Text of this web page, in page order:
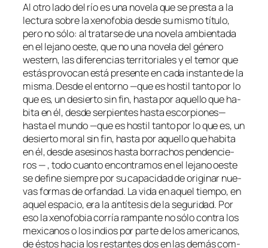
Al otro la­do del ríoes una no­ve­la que se pres­ta a la
lec­tu­ra so­bre la xe­no­fo­bia des­de su mis­mo tí­tu­lo,
pe­ro no só­lo: al tra­tar­se de una no­ve­la am­bien­ta­da
en el le­jano oes­te, que no una no­ve­la del gé­ne­ro
wes­tern, las di­fe­ren­cias te­rri­to­ria­les y el te­mor que
es­tás pro­vo­can es­tá pre­sen­te en ca­da ins­tan­te de la
mis­ma. Desde el en­torno —que es hos­til tan­to por lo
que es, un de­sier­to sin fin, has­ta por aque­llo que ha­
bi­ta en él, des­de ser­pien­tes has­ta es­cor­pio­nes—
has­ta el mun­do —que es hos­til tan­to por lo que es, un
de­sier­to mo­ral sin fin, has­ta por aque­llo que ha­bi­ta
en él, des­de ase­si­nos has­ta bo­rra­chos pen­den­cie­
ros — , to­do cuan­to en­con­tra­mos en el le­jano oes­te
se de­fi­ne siem­pre por su ca­pa­ci­dad de ori­gi­nar nue­
vas for­mas de or­fan­dad. La vi­da en aquel tiem­po, en
aquel es­pa­cio, era la an­tí­te­sis de la se­gu­ri­dad. Por
eso la xe­no­fo­bia co­rría ram­pan­te no só­lo con­tra los
me­xi­ca­nos o los in­dios por par­te de los ame­ri­ca­nos,
de és­tos ha­cia los res­tan­tes dos en las de­más com­